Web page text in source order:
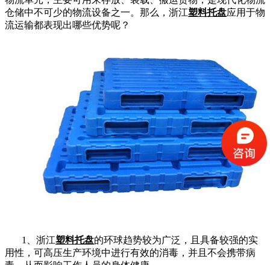
仓储中不可少的物流设备之一。那么，浙江塑料托盘应用于物
流运输都表现出哪些优势呢？
1 、浙江塑料托盘的环球趋势较为广泛，且具备较强的实
用性，可高压生产环境中进行有效的消毒，并且不会携带病